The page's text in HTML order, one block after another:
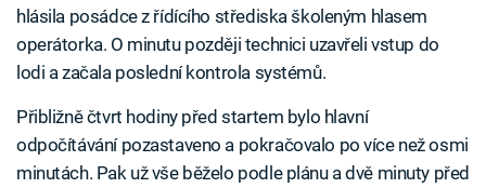
hlásila posádce z řídícího střediska školeným hlasem
operátorka. O minutu později technici uzavřeli vstup do
lodi a začala poslední kontrola systémů.
Přibližně čtvrt hodiny před startem bylo hlavní
odpočítávání pozastaveno a pokračovalo po více než osmi
minutách. Pak už vše běželo podle plánu a dvě minuty před